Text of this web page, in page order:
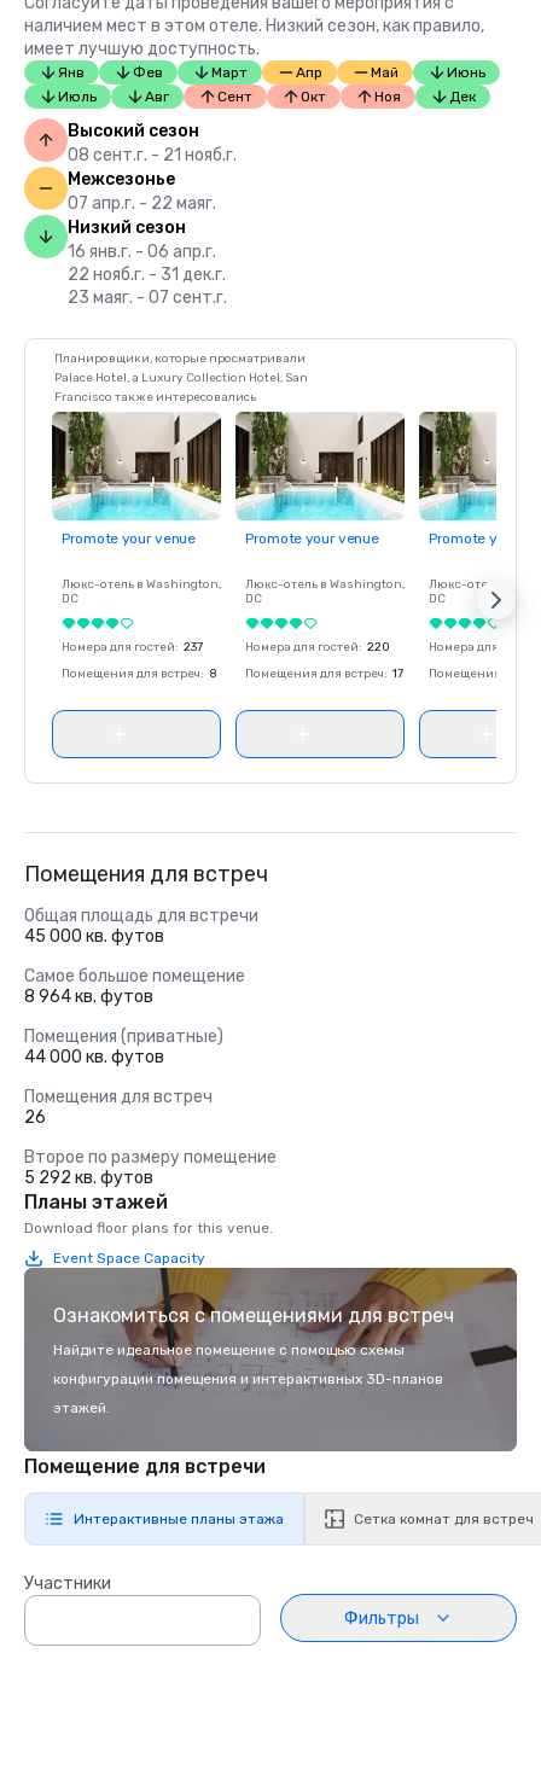
наличием мест в этом отеле. Низкий сезон, как правило,
имеет лучшую доступность.
Янв Фев Март Апр Май
Июнь
Июль
Авг Сент Окт Ноя Дек
Высокий сезон
08 сент.г. - 21 нояб.г.
Межсезонье
07 апр.г. - 22 маяг.
Низкий сезон
16 янв.г. - 06 апр.г.
22 нояб.г. - 31 дек.г.
23 маяг. - 07 сент.г.
Планировщики, которые просматривали
Palace Hotel, a Luxury Collection Hotel, San
Francisco также интересовались
Promote your venue
Люкс-отель в Washington,
DC
Номера для гостей: 237
Помещения для встреч: 8
Promote your venue
Люкс-отель в Washington,
DC
Номера для гостей: 220
Помещения для встреч: 17
Promote your
Люкс-отель в
DC
Номера для гостей
Помещения для
Помещения для встреч
Общая площадь для встречи
45 000 кв. футов
Самое большое помещение
8 964 кв. футов
Помещения (приватные)
44 000 кв. футов
Помещения для встреч
26
Второе по размеру помещение
5 292 кв. футов
Планы этажей
Download floor plans for this venue.
Event Space Capacity
Ознакомиться с помещениями для встреч
Найдите идеальное помещение с помощью схемы
конфигурации помещения и интерактивных 3D-планов
этажей.
Помещение для встречи
Интерактивные планы этажа Сетка комнат для встреч
Участники
Фильтры